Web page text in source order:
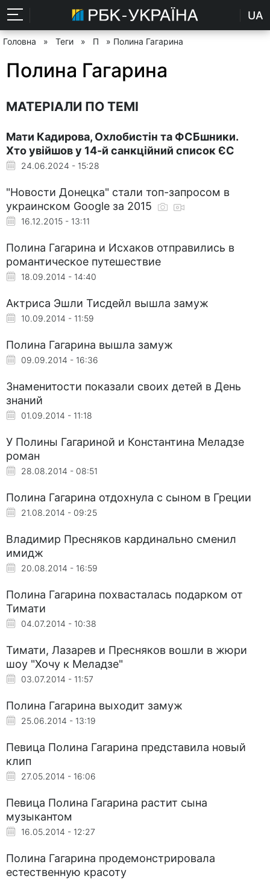
UA
Головна » Теги » П » Полина Гагарина
Полина Гагарина
МАТЕРІАЛИ ПО ТЕМІ
Мати Кадирова, Охлобистін та ФСБшники.
Хто увійшов у 14-й санкційний список ЄС
24.06.2024 - 15:28
"Новости Донецка" стали топ-запросом в
украинском Google за 2015
16.12.2015 - 13:11
Полина Гагарина и Исхаков отправились в
романтическое путешествие
18.09.2014 - 14:40
Актриса Эшли Тисдейл вышла замуж
10.09.2014 - 11:59
Полина Гагарина вышла замуж
09.09.2014 - 16:36
Знаменитости показали своих детей в День
знаний
01.09.2014 - 11:18
У Полины Гагариной и Константина Меладзе
роман
28.08.2014 - 08:51
Полина Гагарина отдохнула с сыном в Греции
21.08.2014 - 09:25
Владимир Пресняков кардинально сменил
имидж
20.08.2014 - 16:59
Полина Гагарина похвасталась подарком от
Тимати
04.07.2014 - 10:38
Тимати, Лазарев и Пресняков вошли в жюри
шоу "Хочу к Меладзе"
03.07.2014 - 11:57
Полина Гагарина выходит замуж
25.06.2014 - 13:19
Певица Полина Гагарина представила новый
клип
27.05.2014 - 16:06
Певица Полина Гагарина растит сына
музыкантом
16.05.2014 - 12:27
Полина Гагарина продемонстрировала
естественную красоту